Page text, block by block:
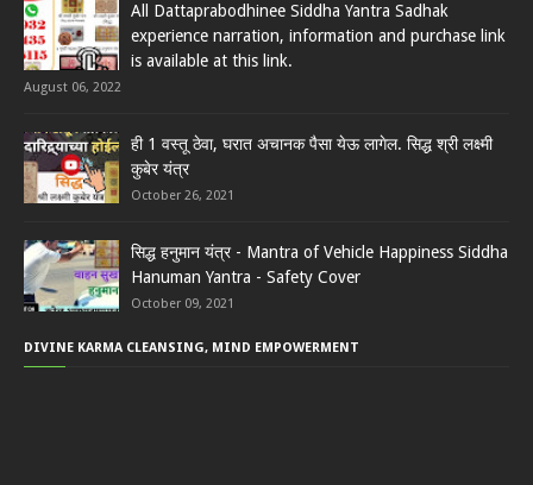
All Dattaprabodhinee Siddha Yantra Sadhak
experience narration, information and purchase link
is available at this link.
August 06, 2022
ही 1 वस्तू ठेवा, घरात अचानक पैसा येऊ लागेल. सिद्ध श्री लक्ष्मी
कुबेर यंत्र
October 26, 2021
सिद्ध हनुमान यंत्र - Mantra of Vehicle Happiness Siddha
Hanuman Yantra - Safety Cover
October 09, 2021
DIVINE KARMA CLEANSING, MIND EMPOWERMENT